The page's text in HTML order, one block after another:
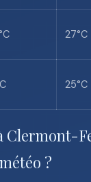
27°C
25°C
Clermont-
?